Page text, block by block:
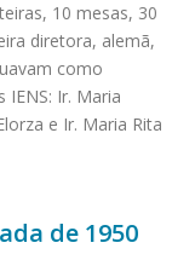
10 mesas, 30
diretora, alemã,
como
Ir. Maria
e Ir. Maria Rita
de 1950